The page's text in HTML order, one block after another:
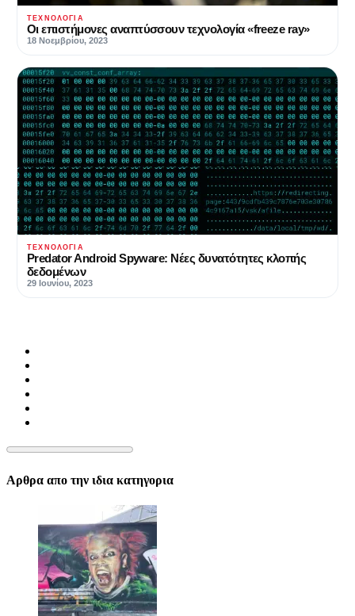
ΤΕΧΝΟΛΟΓΊΑ
Οι επιστήμονες αναπτύσσουν τεχνολογία «freeze ray»
18 Νοεμβρίου, 2023
ΤΕΧΝΟΛΟΓΊΑ
Predator Android Spyware: Νέες δυνατότητες κλοπής
δεδομένων
29 Ιουνίου, 2023
Αρθρα απο την ιδια κατηγορια